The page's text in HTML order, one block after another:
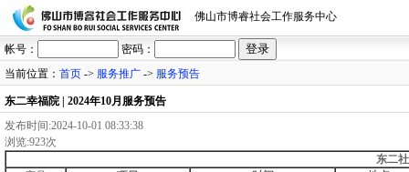
佛山市博睿社会工作服务中心
帐号：
密码：
当前位置： 首页 -> 服务推广 -> 服务预告
东二幸福院 | 2024年10月服务预告
发布时间:2024-10-01 08:33:38
浏览:923次
东二